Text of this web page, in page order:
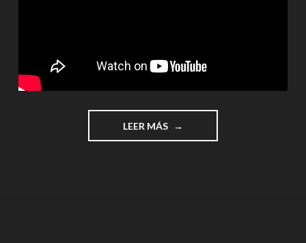
LEER MÁS "¡SUMAS
CON